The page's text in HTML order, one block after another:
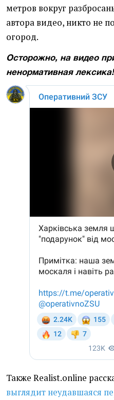
метров вокруг
автора видео, никто не
огород.
Осторожно, на видео
ненормативная лексика!
Также Realist.online
выглядит неудавшаяся